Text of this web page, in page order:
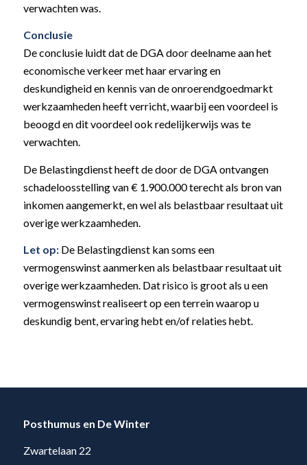
verwachten was.
Conclusie
De conclusie luidt dat de DGA door deelname aan het
economische verkeer met haar ervaring en
deskundigheid en kennis van de onroerendgoedmarkt
werkzaamheden heeft verricht, waarbij een voordeel is
beoogd en dit voordeel ook redelijkerwijs was te
verwachten.
De Belastingdienst heeft de door de DGA ontvangen
schadeloosstelling van € 1.900.000 terecht als bron van
inkomen aangemerkt, en wel als belastbaar resultaat uit
overige werkzaamheden.
Let op:De Belastingdienst kan soms een
vermogenswinst aanmerken als belastbaar resultaat uit
overige werkzaamheden. Dat risico is groot als u een
vermogenswinst realiseert op een terrein waarop u
deskundig bent, ervaring hebt en/of relaties hebt.
Posthumus en De Winter
Zwartelaan 22